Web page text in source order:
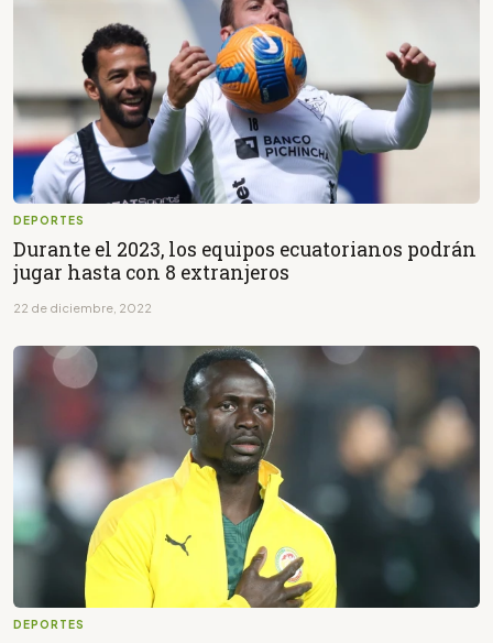
DEPORTES
Durante el 2023, los equipos ecuatorianos podrán
jugar hasta con 8 extranjeros
22 de diciembre, 2022
DEPORTES